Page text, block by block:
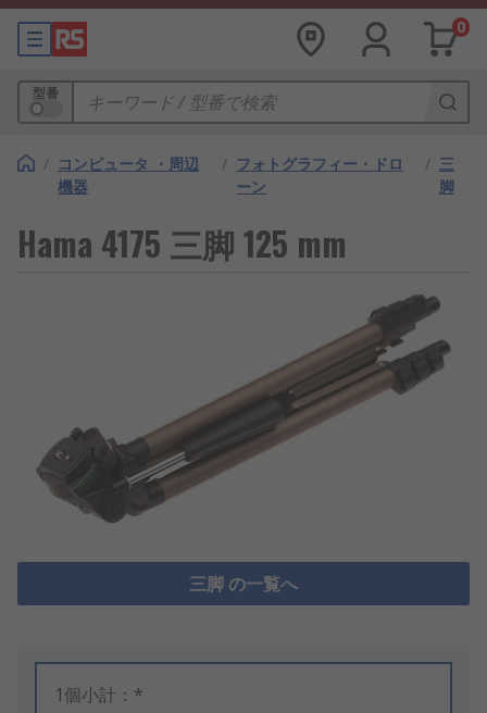
0
型番
/ コンピュータ ・周辺
機器
/ フォトグラフィー・ドロ
ーン
/ 三
脚
Hama 4175 三脚 125 mm
三脚 の一覧へ
1個小計：*